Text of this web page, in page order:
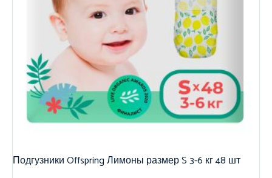
Подгузники Offspring Лимоны размер S 3-6 кг 48 шт